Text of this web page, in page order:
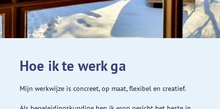
Hoe ik te werk ga
Mijn werkwijze is concreet, op maat, flexibel en creatief.